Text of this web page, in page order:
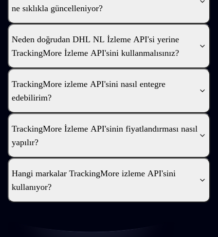
ne sıklıkla güncelleniyor?
Neden doğrudan DHL NL İzleme API'si yerine
TrackingMore İzleme API'sini kullanmalısınız?
TrackingMore izleme API'sini nasıl entegre
edebilirim?
TrackingMore İzleme API'sinin fiyatlandırması nasıl
yapılır?
Hangi markalar TrackingMore izleme API'sini
kullanıyor?